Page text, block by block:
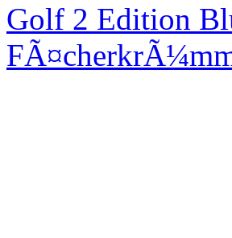
Golf 2 Edition